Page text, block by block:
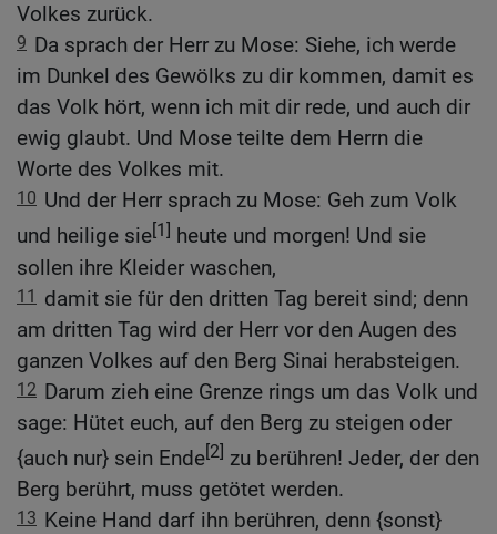
Volkes zurück.
9 Da sprach der Herr zu Mose: Siehe, ich werde
im Dunkel des Gewölks zu dir kommen, damit es
das Volk hört, wenn ich mit dir rede, und auch dir
ewig glaubt. Und Mose teilte dem Herrn die
Worte des Volkes mit.
10 Und der Herr sprach zu Mose: Geh zum Volk
und heilige sie[1] heute und morgen! Und sie
sollen ihre Kleider waschen,
11 damit sie für den dritten Tag bereit sind; denn
am dritten Tag wird der Herr vor den Augen des
ganzen Volkes auf den Berg Sinai herabsteigen.
12 Darum zieh eine Grenze rings um das Volk und
sage: Hütet euch, auf den Berg zu steigen oder
{auch nur} sein Ende[2] zu berühren! Jeder, der den
Berg berührt, muss getötet werden.
13 Keine Hand darf ihn berühren, denn {sonst}